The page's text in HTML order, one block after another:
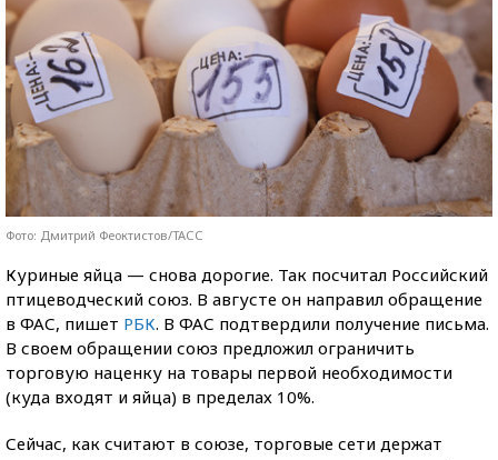
Фото: Дмитрий Феоктистов/ТАСС
Куриные яйца — снова дорогие. Так посчитал Российский
птицеводческий союз. В августе он направил обращение
в ФАС, пишет РБК. В ФАС подтвердили получение письма.
В своем обращении союз предложил ограничить
торговую наценку на товары первой необходимости
(куда входят и яйца) в пределах 10%.
Сейчас, как считают в союзе, торговые сети держат